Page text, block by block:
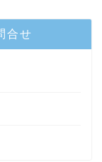
合せ